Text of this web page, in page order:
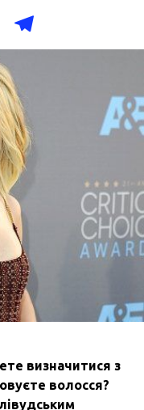
визначитися з
волосся?